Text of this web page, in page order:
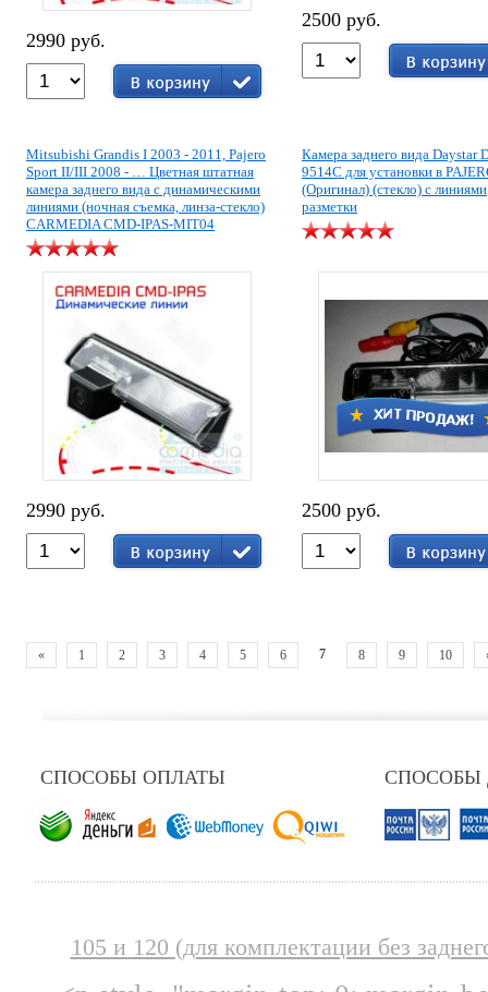
2990 руб.
2500 руб.
Mitsubishi Grandis I 2003 - 2011, Pajero
Sport II/III 2008 - … Цветная штатная
камера заднего вида с динамическими
линиями (ночная съемка, линза-стекло)
CARMEDIA CMD-IPAS-MIT04
2990 руб.
Камера заднего вида Daystar
9514C для установки в
(Оригинал) (стекло) с линиями
разметки
2500 руб.
« 1 2 3 4 5 6 7 8 9 10
СПОСОБЫ ОПЛАТЫ СПОСОБЫ
105 и 120 (для комплектации без